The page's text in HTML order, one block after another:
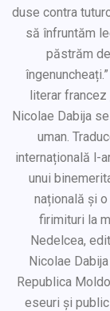
duse contra
să înfruntăm
păstrăm
literar francez
Nicolae Dabija
uman.
internațională l-
unui
națională și
firimituri la
Nedelcea,
Nicolae
Republica
eseuri și